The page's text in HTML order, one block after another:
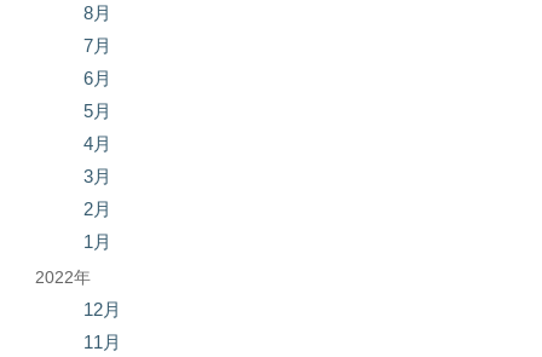
8月
7月
6月
5月
4月
3月
2月
1月
2022年
12月
11月